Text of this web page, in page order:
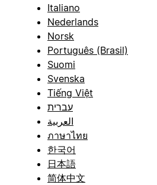
Italiano
Nederlands
Norsk
Português (Brasil)
Suomi
Svenska
Tiếng Việt
עברית
العربية
ภาษาไทย
한국어
日本語
简体中文